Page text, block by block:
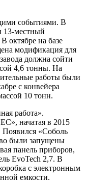
событиями. В
13‑местный
октябре на базе
модификация для
должна сойти
4,6 тонны. На
работы были
с конвейера
10 тонн.
работа».
начатая в 2015
Появился «Соболь
были запущены
панель приборов,
EvoTech 2,7. В
с электронным
емкости.